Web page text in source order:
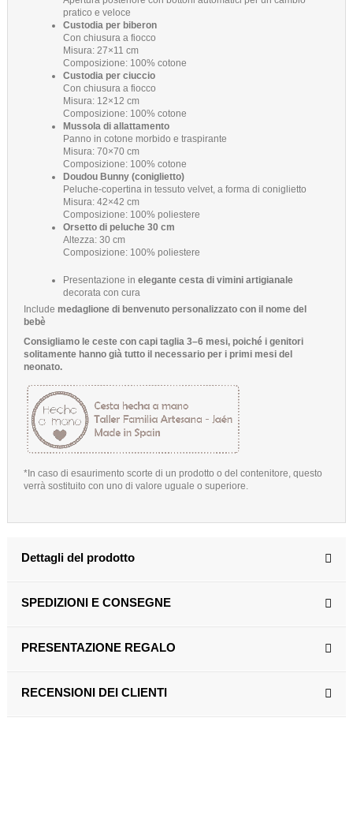
pratico e veloce
Custodia per biberon
Con chiusura a fiocco
Misura: 27×11 cm
Composizione: 100% cotone
Custodia per ciuccio
Con chiusura a fiocco
Misura: 12×12 cm
Composizione: 100% cotone
Mussola di allattamento
Panno in cotone morbido e traspirante
Misura: 70×70 cm
Composizione: 100% cotone
Doudou Bunny (coniglietto)
Peluche-copertina in tessuto velvet, a forma di coniglietto
Misura: 42×42 cm
Composizione: 100% poliestere
Orsetto di peluche 30 cm
Altezza: 30 cm
Composizione: 100% poliestere
Presentazione in elegante cesta di vimini artigianale
decorata con cura
Include medaglione di benvenuto personalizzato con il nome del
bebè
Consigliamo le ceste con capi taglia 3–6 mesi, poiché i genitori
solitamente hanno già tutto il necessario per i primi mesi del
neonato.
*In caso di esaurimento scorte di un prodotto o del contenitore, questo
verrà sostituito con uno di valore uguale o superiore.
Dettagli del prodotto
SPEDIZIONI E CONSEGNE
PRESENTAZIONE REGALO
RECENSIONI DEI CLIENTI